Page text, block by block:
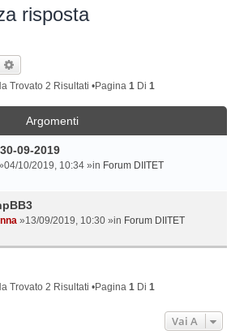
risposta
Cerca
Trovato 2 Risultati •Pagina 1 Di 1
Argomenti
09-2019
10/2019, 10:34 »in Forum DIITET
»13/09/2019, 10:30 »in Forum DIITET
Trovato 2 Risultati •Pagina 1 Di 1
Vai A